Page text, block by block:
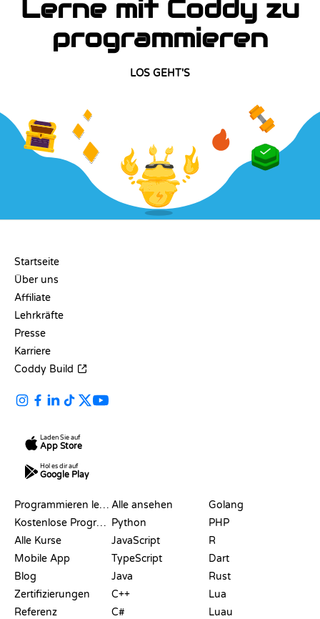
Lerne mit Coddy zu
programmieren
LOS GEHT'S
Startseite
Über uns
Affiliate
Lehrkräfte
Presse
Karriere
Coddy Build
Laden Sie auf
App Store
Hol es dir auf
Google Play
Programmieren lernen
Kostenlose Programmier-Websites
Alle Kurse
Mobile App
Blog
Zertifizierungen
Referenz
Alle ansehen
Python
JavaScript
TypeScript
Java
C++
C#
Golang
PHP
R
Dart
Rust
Lua
Luau